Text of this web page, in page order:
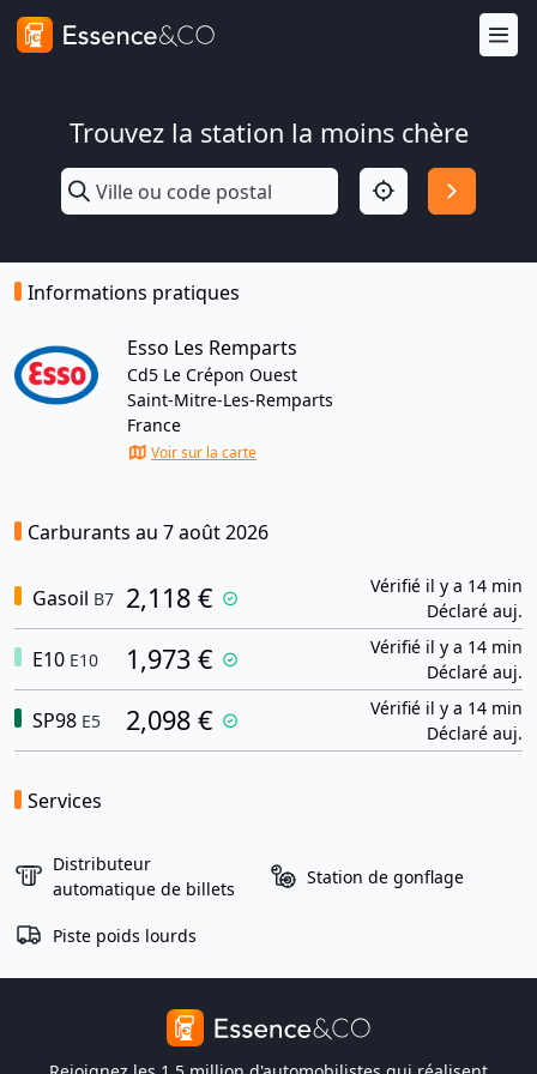
Trouvez la station la moins chère
Informations pratiques
Esso Les Remparts
Cd5 Le Crépon Ouest
Saint-Mitre-Les-Remparts
France
Voir sur la carte
Carburants au 7 août 2026
Gasoil B7 2,118 €
Vérifié il y a 14 min
Déclaré auj.
E10 E10 1,973 €
Vérifié il y a 14 min
Déclaré auj.
SP98 E5 2,098 €
Vérifié il y a 14 min
Déclaré auj.
Services
Distributeur
automatique de billets
Station de gonflage
Piste poids lourds